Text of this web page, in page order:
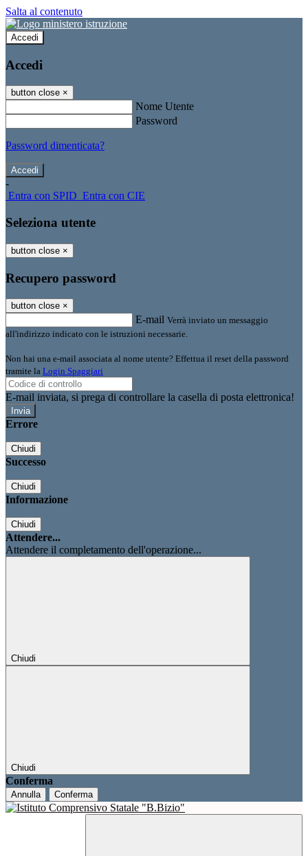
Salta al contenuto
Accedi
Accedi
button close ×
Nome Utente
Password
Password dimenticata?
-
Entra con SPID Entra con CIE
Seleziona utente
button close ×
Recupero password
button close ×
E-mail Verrà inviato un messaggio
all'indirizzo indicato con le istruzioni necessarie.
Non hai una e-mail associata al nome utente? Effettua il reset della password
tramite la Login Spaggiari
E-mail inviata, si prega di controllare la casella di posta elettronica!
Errore
Chiudi
Successo
Chiudi
Informazione
Chiudi
Attendere...
Attendere il completamento dell'operazione...
Chiudi
Chiudi
Conferma
Annulla Conferma